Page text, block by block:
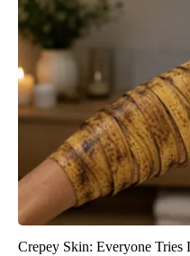
Crepey Skin: Everyone Tries